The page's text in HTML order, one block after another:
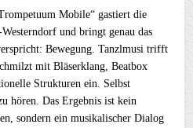
Mobile“ gastiert die
und bringt genau das
Bewegung. Tanzlmusi trifft
mit Bläserklang, Beatbox
Strukturen ein. Selbst
hören. Das Ergebnis ist kein
sondern ein musikalischer Dialog